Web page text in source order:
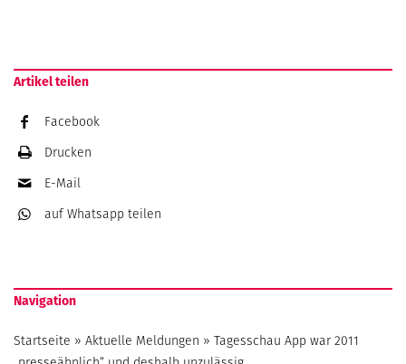
Artikel teilen
Facebook
Drucken
E-Mail
auf Whatsapp teilen
Navigation
Startseite » Aktuelle Meldungen » Tagesschau App war 2011